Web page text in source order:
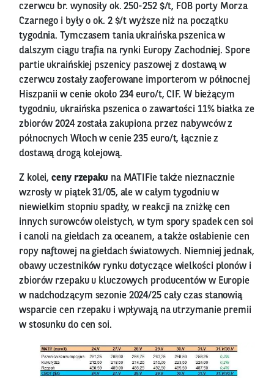
czerwcu br. wynosiły ok. 250-252 $/t, FOB porty Morza
Czarnego i były o ok. 2 $/t wyższe niż na początku
tygodnia. Tymczasem tania ukraińska pszenica w
dalszym ciągu trafia na rynki Europy Zachodniej. Spore
partie ukraińskiej pszenicy paszowej z dostawą w
czerwcu zostały zaoferowane importerom w północnej
Hiszpanii w cenie około 234 euro/t, CIF. W bieżącym
tygodniu, ukraińska pszenica o zawartości 11% białka ze
zbiorów 2024 została zakupiona przez nabywców z
północnych Włoch w cenie 235 euro/t, łącznie z
dostawą drogą kolejową.
Z kolei,ceny rzepaku na MATIFie także nieznacznie
wzrosły w piątek 31/05, ale w całym tygodniu w
niewielkim stopniu spadły, w reakcji na zniżkę cen
innych surowców oleistych, w tym spory spadek cen soi
i canoli na giełdach za oceanem, a także osłabienie cen
ropy naftowej na giełdach światowych. Niemniej jednak,
obawy uczestników rynku dotyczące wielkości plonów i
zbiorów rzepaku u kluczowych producentów w Europie
w nadchodzącym sezonie 2024/25 cały czas stanowią
wsparcie cen rzepaku i wpływają na utrzymanie premii
w stosunku do cen soi.